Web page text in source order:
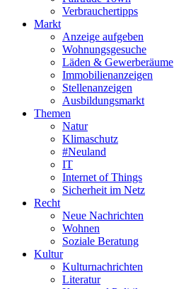
Verbrauchertipps
Markt
Anzeige aufgeben
Wohnungsgesuche
Läden & Gewerberäume
Immobilienanzeigen
Stellenanzeigen
Ausbildungsmarkt
Themen
Natur
Klimaschutz
#Neuland
IT
Internet of Things
Sicherheit im Netz
Recht
Neue Nachrichten
Wohnen
Soziale Beratung
Kultur
Kulturnachrichten
Literatur